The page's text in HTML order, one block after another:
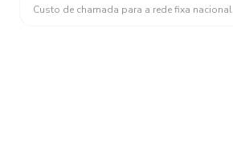
Custo de chamada para a rede fixa nacional